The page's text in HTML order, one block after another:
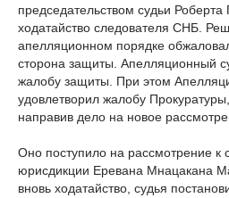
председательством судьи
ходатайство следователя СНБ.
апелляционном порядке
сторона защиты. Апелляционный
жалобу защиты. При этом
удовлетворил жалобу
направив дело на новое
Оно поступило на рассмотрение к
юрисдикции Еревана Мнацакана
вновь ходатайство, судья